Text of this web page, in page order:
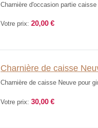
Charnière d'occasion partie
Votre prix: 20,00 €
Charnière de caisse
Charnière de caisse Neuve pour
Votre prix: 30,00 €